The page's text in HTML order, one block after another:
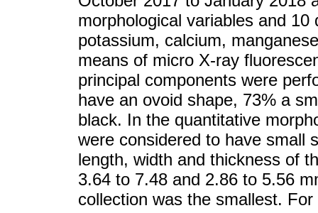
morphological variables and
potassium, calcium,
means of micro X-ray
principal components were
have an ovoid shape, 73% a
black. In the quantitative
were considered to have small
length, width and thickness of
3.64 to 7.48 and 2.86 to 5.56
collection was the smallest.